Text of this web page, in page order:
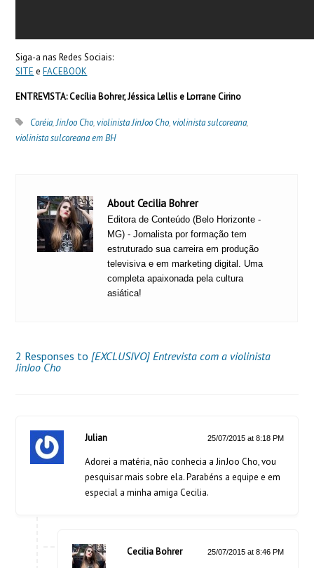
Siga-a nas Redes Sociais:
SITE eFACEBOOK
ENTREVISTA: Cecília Bohrer, Jéssica Lellis e Lorrane Cirino
Coréia,JinJoo Cho,violinista JinJoo Cho,violinista sulcoreana,
violinista sulcoreana em BH
About Cecilia Bohrer
Editora de Conteúdo (Belo Horizonte -
MG) - Jornalista por formação tem
estruturado sua carreira em produção
televisiva e em marketing digital. Uma
completa apaixonada pela cultura
asiática!
2 Responses to [EXCLUSIVO] Entrevista com a violinista
JinJoo Cho
Julian 25/07/2015 at 8:18 PM
Adorei a matéria, não conhecia a JinJoo Cho, vou
pesquisar mais sobre ela. Parabéns a equipe e em
especial a minha amiga Cecilia.
Cecilia Bohrer 25/07/2015 at 8:46 PM